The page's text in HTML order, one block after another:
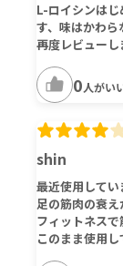
L-ロイシンは
す、味はかわ
再度レビュー
0人がい
shin
最近使用してい
足の筋肉の衰え
フィットネスで
このまま使用し